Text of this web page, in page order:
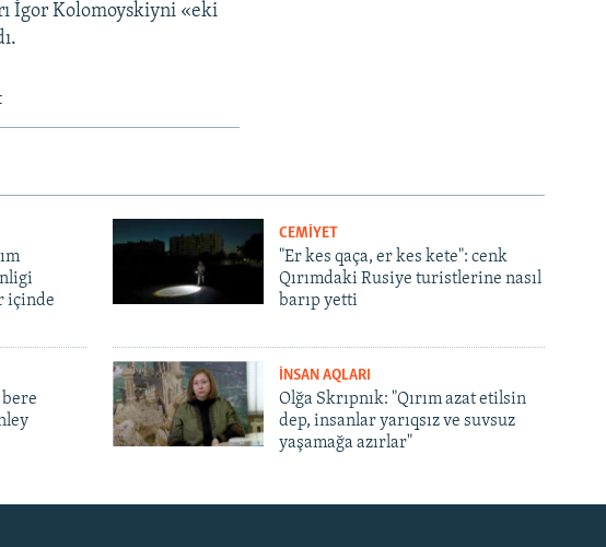
İgor Kolomoyskiyni «eki
içinde
CEMİYET
"Er kes qaça, er kes kete": cenk
Qırımdaki Rusiye turistlerine nasıl
barıp yetti
İNSAN AQLARI
Olğa Skrıpnık: "Qırım azat etilsin
dep, insanlar yarıqsız ve suvsuz
yaşamağa azırlar"